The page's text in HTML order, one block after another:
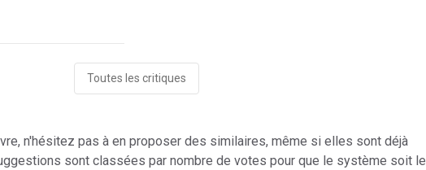
Toutes les critiques
n'hésitez pas à en proposer des similaires, même si elles sont déjà
sont classées par nombre de votes pour que le système soit le